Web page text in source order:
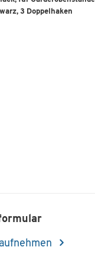
3 Doppelhaken